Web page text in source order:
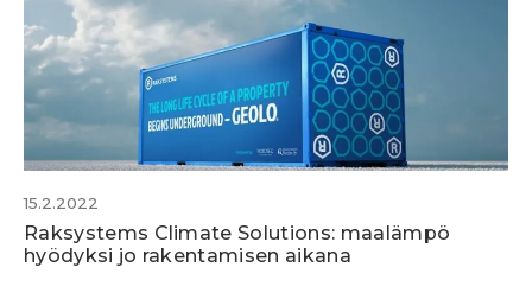
15.2.2022
Raksystems Climate Solutions: maalämpö
hyödyksi jo rakentamisen aikana